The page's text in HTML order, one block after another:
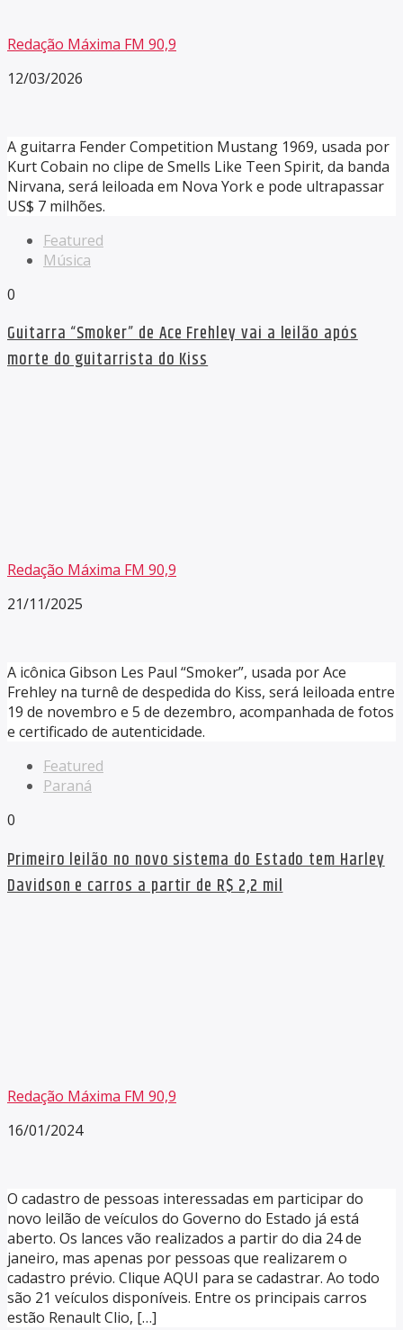
Redação Máxima FM 90,9
12/03/2026
A guitarra Fender Competition Mustang 1969, usada por
Kurt Cobain no clipe de Smells Like Teen Spirit, da banda
Nirvana, será leiloada em Nova York e pode ultrapassar
US$ 7 milhões.
Featured
Música
0
Guitarra “Smoker” de Ace Frehley vai a leilão após
morte do guitarrista do Kiss
Redação Máxima FM 90,9
21/11/2025
A icônica Gibson Les Paul “Smoker”, usada por Ace
Frehley na turnê de despedida do Kiss, será leiloada entre
19 de novembro e 5 de dezembro, acompanhada de fotos
e certificado de autenticidade.
Featured
Paraná
0
Primeiro leilão no novo sistema do Estado tem Harley
Davidson e carros a partir de R$ 2,2 mil
Redação Máxima FM 90,9
16/01/2024
O cadastro de pessoas interessadas em participar do
novo leilão de veículos do Governo do Estado já está
aberto. Os lances vão realizados a partir do dia 24 de
janeiro, mas apenas por pessoas que realizarem o
cadastro prévio. Clique AQUI para se cadastrar. Ao todo
são 21 veículos disponíveis. Entre os principais carros
estão Renault Clio, […]